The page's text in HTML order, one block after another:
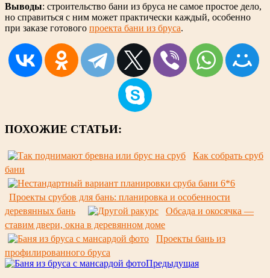
Выводы: строительство бани из бруса не самое простое дело,
но справиться с ним может практически каждый, особенно
при заказе готового проекта бани из бруса.
ПОХОЖИЕ СТАТЬИ:
Как собрать сруб
бани
Проекты срубов для бань: планировка и особенности
деревянных бань
Обсада и окосячка —
ставим двери, окна в деревянном доме
Проекты бань из
профилированного бруса
Предыдущая